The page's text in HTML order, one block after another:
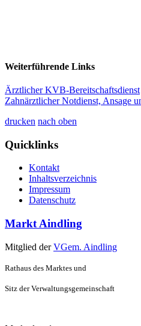
Weiterführende Links
Ärztlicher KVB-Bereitschaftsdienst
Zahnärztlicher Notdienst, Ansage
drucken nach oben
Quicklinks
Kontakt
Inhaltsverzeichnis
Impressum
Datenschutz
Markt Aindling
Mitglied derVGem. Aindling
Rathaus des Marktes und
Sitz der Verwaltungsgemeinschaft